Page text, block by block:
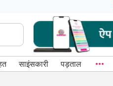
साइंसकारी पड़ताल